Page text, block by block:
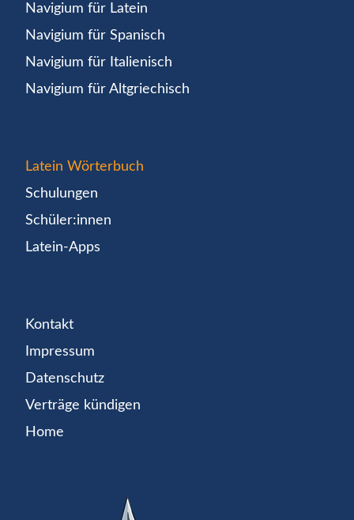
Navigium für Latein
Navigium für Spanisch
Navigium für Italienisch
Navigium für Altgriechisch
Latein Wörterbuch
Schulungen
Schüler:innen
Latein-Apps
Kontakt
Impressum
Datenschutz
Verträge kündigen
Home